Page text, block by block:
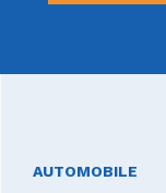
AUTOMOBILE